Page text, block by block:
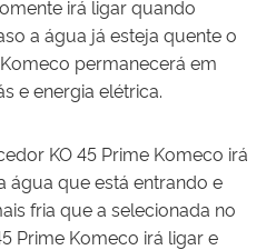
irá ligar quando
a água já esteja quente o
permanecerá em
e energia elétrica.
KO 45 Prime Komeco irá
água que está entrando e
fria que a selecionada no
Prime Komeco irá ligar e